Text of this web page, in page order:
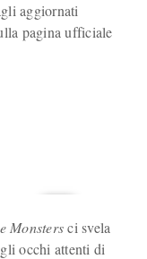
aggiornati
pagina ufficiale
Monstersci svela
occhi attenti di